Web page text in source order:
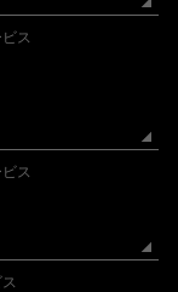
ス
ス